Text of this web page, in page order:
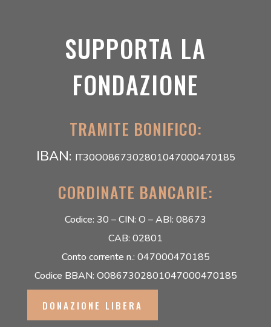
SUPPORTA LA
FONDAZIONE
TRAMITE BONIFICO:
IBAN: IT30O0867302801047000470185
CORDINATE BANCARIE:
Codice: 30 –CIN: O –ABI: 08673
CAB: 02801
Conto corrente n.: 047000470185
Codice BBAN: O0867302801047000470185
DONAZIONE LIBERA